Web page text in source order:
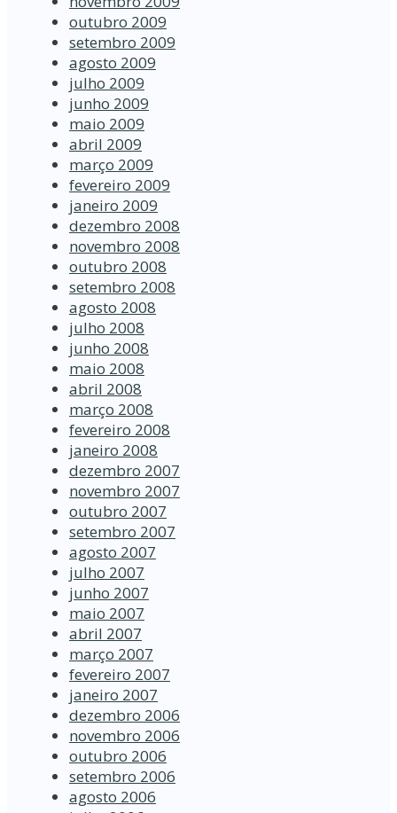
outubro 2009
setembro 2009
agosto 2009
julho 2009
junho 2009
maio 2009
abril 2009
março 2009
fevereiro 2009
janeiro 2009
dezembro 2008
novembro 2008
outubro 2008
setembro 2008
agosto 2008
julho 2008
junho 2008
maio 2008
abril 2008
março 2008
fevereiro 2008
janeiro 2008
dezembro 2007
novembro 2007
outubro 2007
setembro 2007
agosto 2007
julho 2007
junho 2007
maio 2007
abril 2007
março 2007
fevereiro 2007
janeiro 2007
dezembro 2006
novembro 2006
outubro 2006
setembro 2006
agosto 2006